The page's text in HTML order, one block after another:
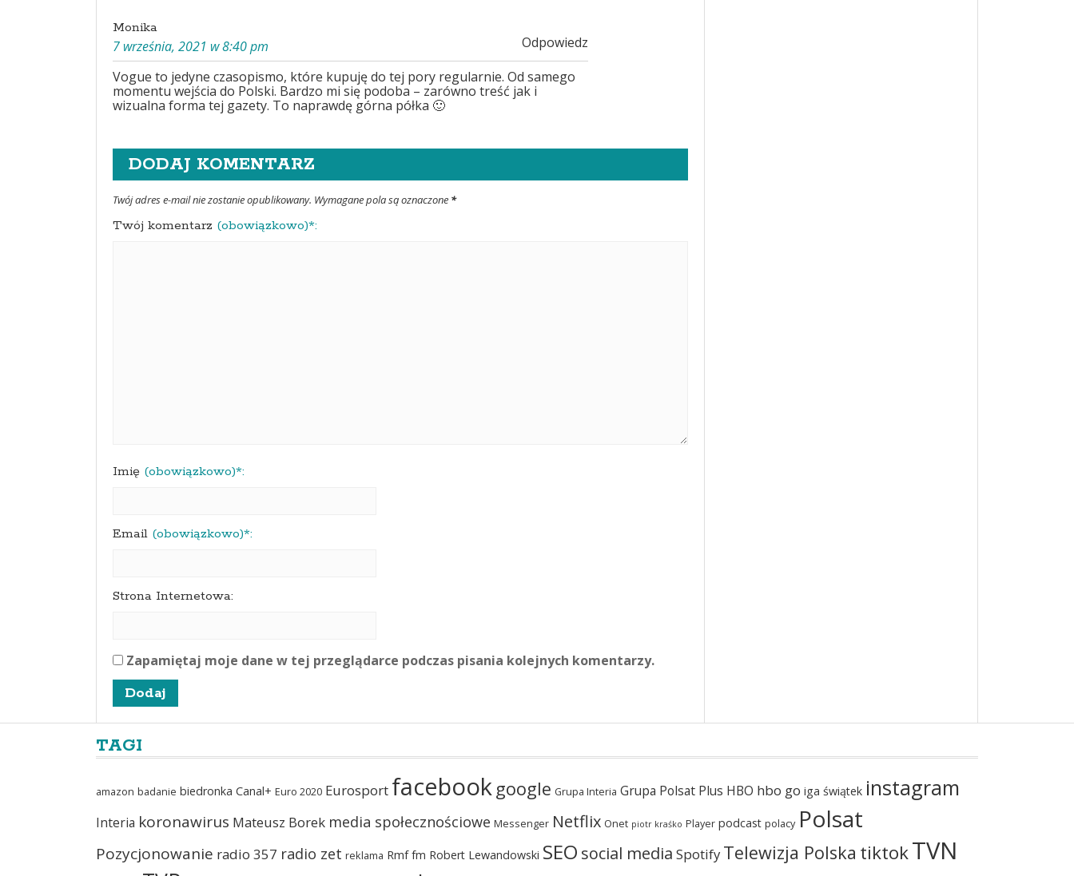
Monika
7 września, 2021 w 8:40 pm
Odpowiedz
Vogue to jedyne czasopismo, które kupuję do tej pory regularnie. Od samego
momentu wejścia do Polski. Bardzo mi się podoba – zarówno treść jak i
wizualna forma tej gazety. To naprawdę górna półka 🙂
DODAJ KOMENTARZ
Twój adres e-mail nie zostanie opublikowany. Wymagane pola są oznaczone *
Twój komentarz (obowiązkowo)*:
Imię (obowiązkowo)*:
Email (obowiązkowo)*:
Strona Internetowa:
Zapamiętaj moje dane w tej przeglądarce podczas pisania kolejnych komentarzy.
TAGI
amazon badanie biedronka Canal+ Euro 2020 Eurosport facebook google Grupa Interia Grupa Polsat Plus HBO hbo go iga świątek instagram
Interia koronawirus Mateusz Borek media społecznościowe Messenger Netflix Onet piotr kraśko Player podcast polacy Polsat
Pozycjonowanie radio 357 radio zet reklama Rmf fm Robert Lewandowski SEO social media Spotify Telewizja Polska tiktokTVN